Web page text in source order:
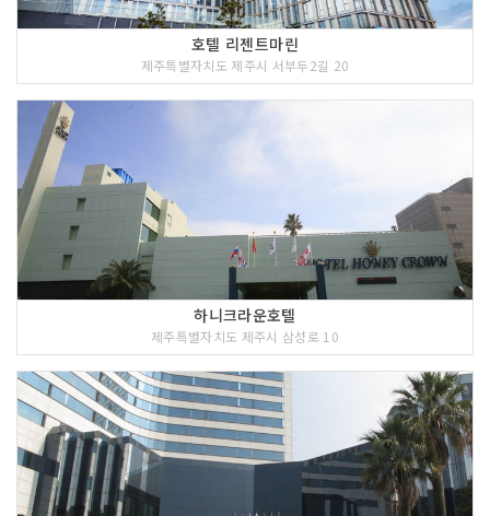
호텔 리젠트마린
제주특별자치도 제주시 서부두2길 20
하니크라운호텔
제주특별자치도 제주시 삼성로 10